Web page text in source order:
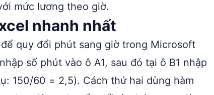
mức lương theo giờ.
nhanh nhất
quy đổi phút sang giờ trong Microsoft
số phút vào ô A1, sau đó tại ô B1 nhập
150/60 = 2,5). Cách thứ hai dùng hàm